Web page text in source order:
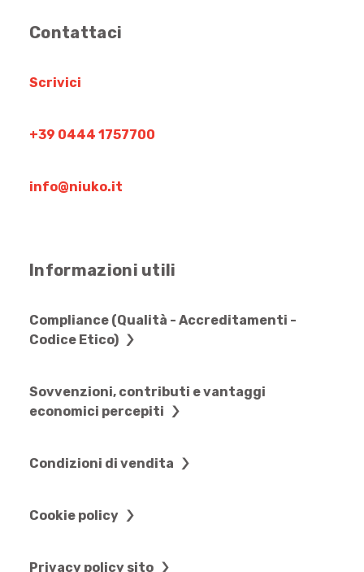
Contattaci
Scrivici
+39 0444 1757700
info@niuko.it
Informazioni utili
Compliance (Qualità - Accreditamenti -
Codice Etico)
Sovvenzioni, contributi e vantaggi
economici percepiti
Condizioni di vendita
Cookie policy
Privacy policy sito